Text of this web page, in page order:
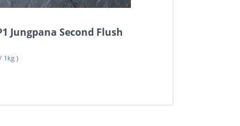
Jungpana Second Flush
1kg )